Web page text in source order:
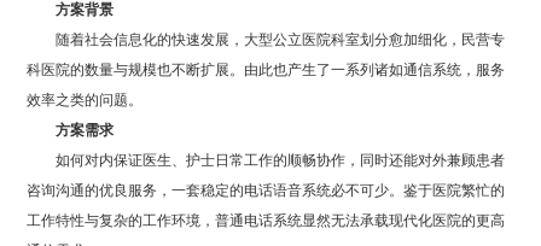
方案背景
随着社会信息化的快速发展，大型公立医院科室划分愈加细化，民营专
科医院的数量与规模也不断扩展。由此也产生了一系列诸如通信系统，服务
效率之类的问题。
方案需求
如何对内保证医生、护士日常工作的顺畅协作，同时还能对外兼顾患者
咨询沟通的优良服务，一套稳定的电话语音系统必不可少。鉴于医院繁忙的
工作特性与复杂的工作环境，普通电话系统显然无法承载现代化医院的更高